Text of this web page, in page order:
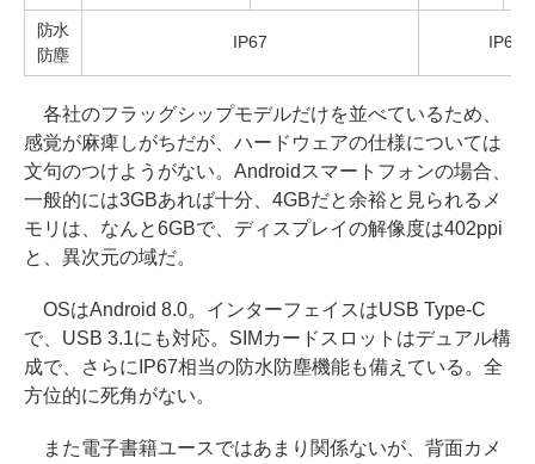
防水
防塵
IP67 IP68
各社のフラッグシップモデルだけを並べているため、
感覚が麻痺しがちだが、ハードウェアの仕様については
文句のつけようがない。Androidスマートフォンの場合、
一般的には3GBあれば十分、4GBだと余裕と見られるメ
モリは、なんと6GBで、ディスプレイの解像度は402ppi
と、異次元の域だ。
OSはAndroid 8.0。インターフェイスはUSB Type-C
で、USB 3.1にも対応。SIMカードスロットはデュアル構
成で、さらにIP67相当の防水防塵機能も備えている。全
方位的に死角がない。
また電子書籍ユースではあまり関係ないが、背面カメ